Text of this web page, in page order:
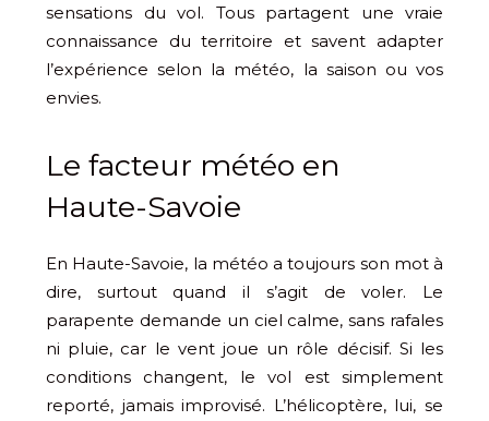
sensations du vol. Tous partagent une vraie
connaissance du territoire et savent adapter
l’expérience selon la météo, la saison ou vos
envies.
Le facteur météo en
Haute-Savoie
En Haute-Savoie, la météo a toujours son mot à
dire, surtout quand il s’agit de voler. Le
parapente demande un ciel calme, sans rafales
ni pluie, car le vent joue un rôle décisif. Si les
conditions changent, le vol est simplement
reporté, jamais improvisé. L’hélicoptère, lui, se